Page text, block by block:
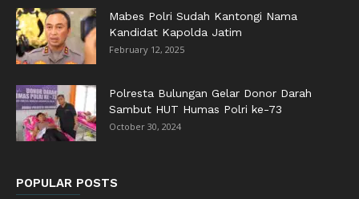
Mabes Polri Sudah Kantongi Nama
Kandidat Kapolda Jatim
February 12, 2025
Polresta Bulungan Gelar Donor Darah
Sambut HUT Humas Polri ke-73
October 30, 2024
POPULAR POSTS